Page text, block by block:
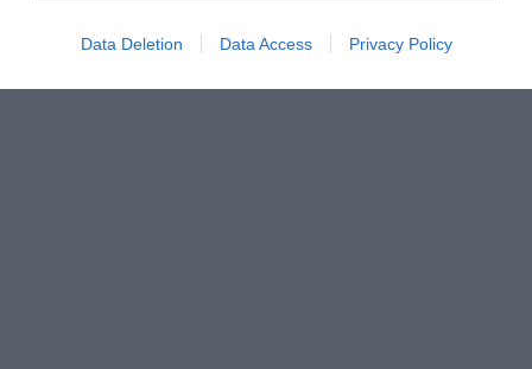
Data Deletion Data Access Privacy Policy